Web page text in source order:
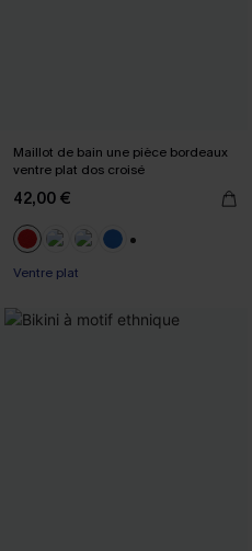
Maillot de bain une pièce bordeaux
ventre plat dos croisé
42,00 €
Ventre plat